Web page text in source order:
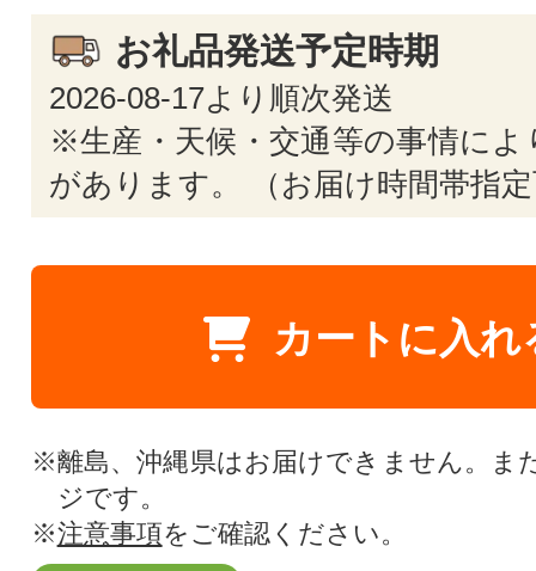
お礼品発送予定時期
2026-08-17より順次発送
※生産・天候・交通等の事情によ
があります。 （お届け時間帯指
カートに入れ
※離島、沖縄県はお届けできません。ま
ジです。
※注意事項をご確認ください。